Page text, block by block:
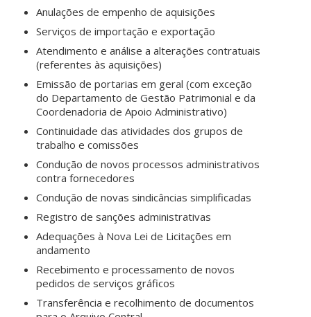
Anulações de empenho de aquisições
Serviços de importação e exportação
Atendimento e análise a alterações contratuais
(referentes às aquisições)
Emissão de portarias em geral (com exceção
do Departamento de Gestão Patrimonial e da
Coordenadoria de Apoio Administrativo)
Continuidade das atividades dos grupos de
trabalho e comissões
Condução de novos processos administrativos
contra fornecedores
Condução de novas sindicâncias simplificadas
Registro de sanções administrativas
Adequações à Nova Lei de Licitações em
andamento
Recebimento e processamento de novos
pedidos de serviços gráficos
Transferência e recolhimento de documentos